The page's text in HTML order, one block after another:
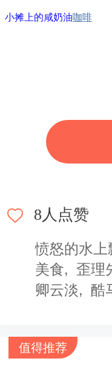
小摊上的咸奶油咖啡
和芒街隔着
8人点赞
愤怒的水上
美食
歪理
卿云淡
酷
值得推荐